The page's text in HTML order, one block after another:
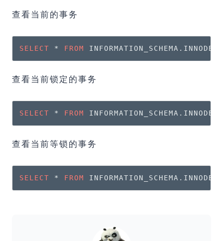
查看当前的事务
SELECT * FROM
查看当前锁定的事务
SELECT * FROM
查看当前等锁的事务
SELECT * FROM